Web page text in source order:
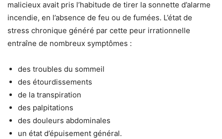
malicieux avait pris l’habitude de tirer la sonnette d’alarme
incendie, en l’absence de feu ou de fumées. L’état de
stress chronique généré par cette peur irrationnelle
entraîne de nombreux symptômes :
des troubles du sommeil
des étourdissements
de la transpiration
des palpitations
des douleurs abdominales
un état d’épuisement général.